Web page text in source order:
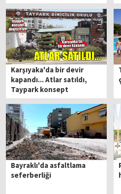
Karşıyaka'da bir devir
kapandı... Atlar satıldı,
Taypark konsept
değiştiriyor!
Bayraklı'da asfaltlama
seferberliği